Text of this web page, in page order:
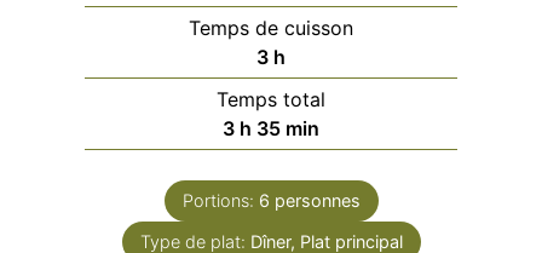
Temps de cuisson
3heures
h
Temps total
3heures
h 35minutes
min
Portions: 6 personnes
Type de plat: Dîner, Plat principal